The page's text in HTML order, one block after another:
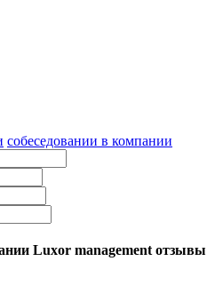
собеседовании в компании
Luxor management отзывы